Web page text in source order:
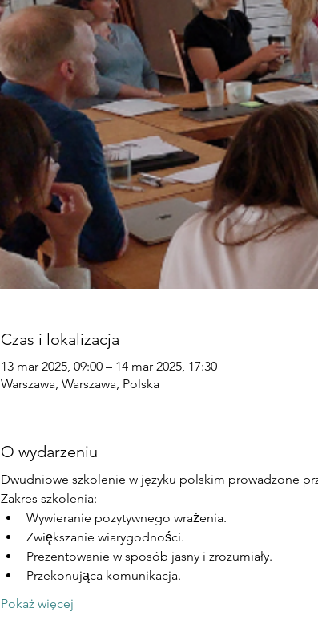
Czas i lokalizacja
13 mar 2025, 09:00 – 14 mar 2025, 17:30
Warszawa, Warszawa, Polska
O wydarzeniu
Dwudniowe szkolenie w języku polskim prowadzone
Zakres szkolenia:
Wywieranie pozytywnego wrażenia.
Zwiększanie wiarygodności.
Prezentowanie w sposób jasny i zrozumiały.
Przekonująca komunikacja.
Pokaż więcej